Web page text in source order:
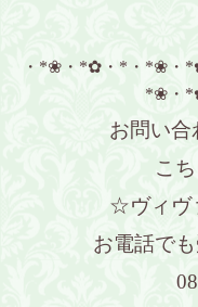
・*❀・*✿・*・*❀・
*❀・
お問い合
こ
☆ヴィヴ
お電話で